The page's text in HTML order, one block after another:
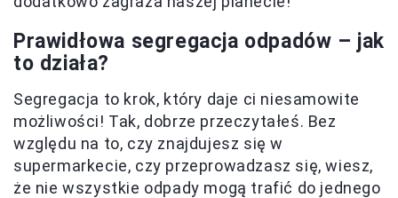
Prawidłowa segregacja odpadów – jak
to działa?
Segregacja to krok, który daje ci niesamowite
możliwości! Tak, dobrze przeczytałeś. Bez
względu na to, czy znajdujesz się w
supermarkecie, czy przeprowadzasz się, wiesz,
że nie wszystkie odpady mogą trafić do jednego